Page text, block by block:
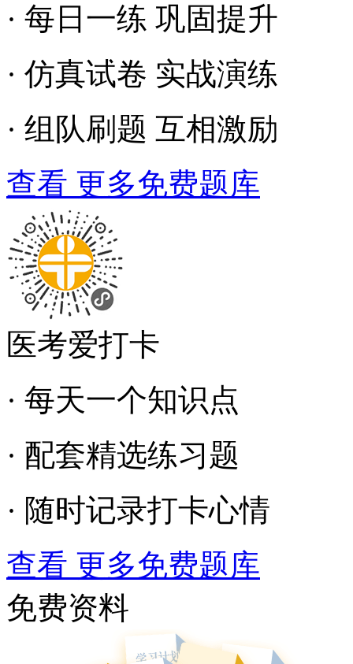
· 每日一练 巩固提升
· 仿真试卷 实战演练
· 组队刷题 互相激励
查看 更多免费题库
医考爱打卡
· 每天一个知识点
· 配套精选练习题
· 随时记录打卡心情
查看 更多免费题库
免费资料